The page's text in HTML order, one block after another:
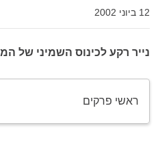
12 ביוני 2002
נייר רקע לכינוס השמיני של
ראשי פרקים